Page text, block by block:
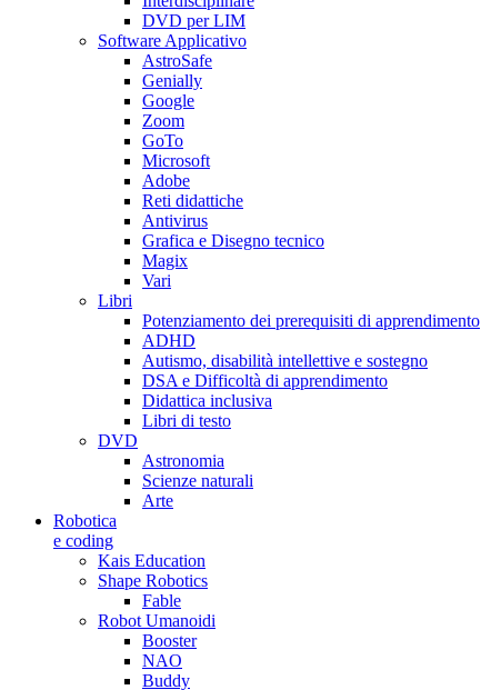
DVD per LIM
Software Applicativo
AstroSafe
Genially
Google
Zoom
GoTo
Microsoft
Adobe
Reti didattiche
Antivirus
Grafica e Disegno tecnico
Magix
Vari
Libri
Potenziamento dei prerequisiti di apprendimento
ADHD
Autismo, disabilità intellettive e sostegno
DSA e Difficoltà di apprendimento
Didattica inclusiva
Libri di testo
DVD
Astronomia
Scienze naturali
Arte
Robotica
e coding
Kais Education
Shape Robotics
Fable
Robot Umanoidi
Booster
NAO
Buddy